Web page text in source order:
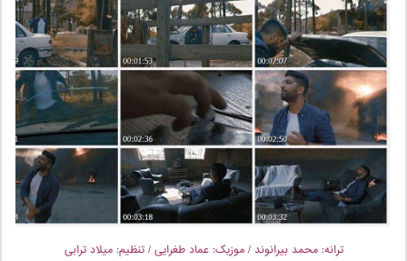
ترانه: محمد بیرانوند / موزیک: عماد طغرایی / تنظیم: میلاد ترابی